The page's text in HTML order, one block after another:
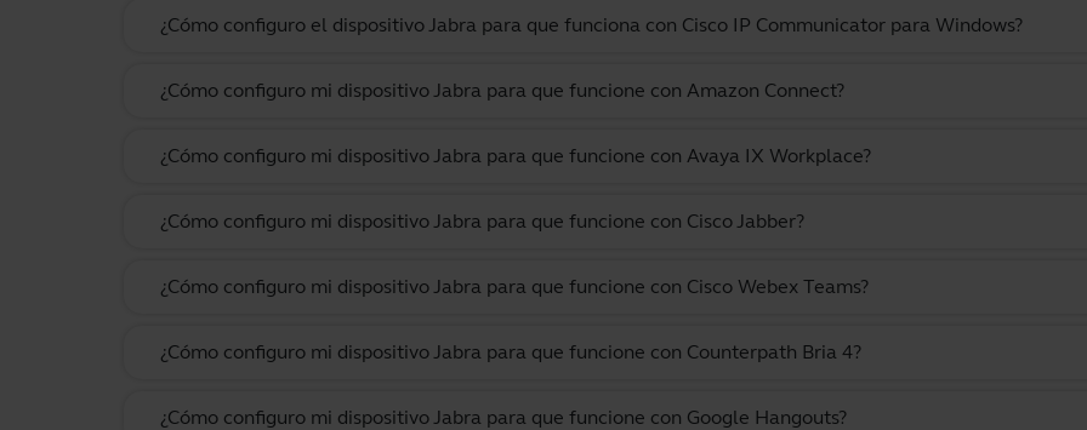
¿Cómo configuro el dispositivo Jabra para que funciona con Cisco IP Communicator para Windows?
¿Cómo configuro mi dispositivo Jabra para que funcione con Amazon Connect?
¿Cómo configuro mi dispositivo Jabra para que funcione con Avaya IX Workplace?
¿Cómo configuro mi dispositivo Jabra para que funcione con Cisco Jabber?
¿Cómo configuro mi dispositivo Jabra para que funcione con Cisco Webex Teams?
¿Cómo configuro mi dispositivo Jabra para que funcione con Counterpath Bria 4?
¿Cómo configuro mi dispositivo Jabra para que funcione con Google Hangouts?